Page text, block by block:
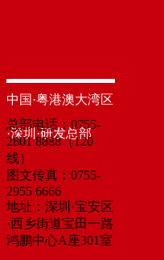
中国·粤港澳大湾区
·深圳·研发总部
总部电话：0755-
2801 8888（120
线）
图文传真：0755-
2955 6666
地址：深圳·宝安区
·西乡街道宝田一路
鸿鹏中心A座301室